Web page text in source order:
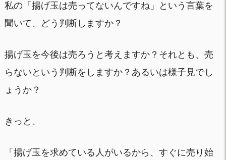
私の「揚げ玉は売ってないんですね」という言葉を
聞いて、どう判断しますか？
揚げ玉を今後は売ろうと考えますか？それとも、売
らないという判断をしますか？あるいは様子見でし
ょうか？
きっと、
「揚げ玉を求めている人がいるから、すぐに売り始